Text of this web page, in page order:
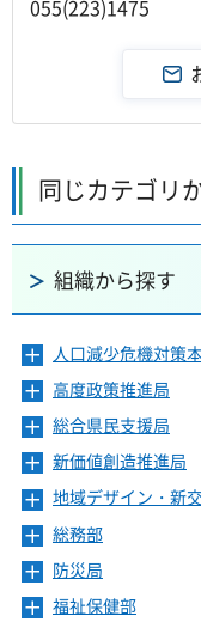
055(223)1475
同じカテゴリ
組織から探す
メ
ニ
ュ
ー
を
開
き
ま
す
人口減少危機対策
メ
ニ
ュ
ー
を
開
き
ま
す
高度政策推進局
メ
ニ
ュ
ー
を
開
き
ま
す
総合県民支援局
メ
ニ
ュ
ー
を
開
き
新価値創造推進局
メ
ニ
ュ
ー
を
開
地域デザイン・新
メ
ニ
ュ
ー
総務部
メ
ニ
ュ
防災局
メ 福祉保健部